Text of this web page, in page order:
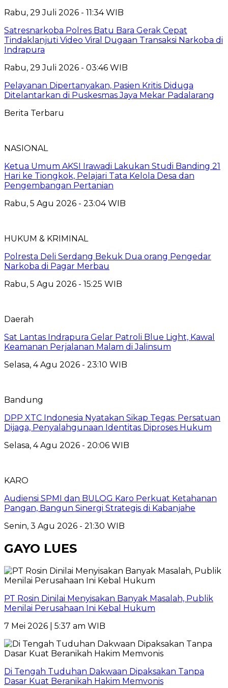
Rabu, 29 Juli 2026 - 11:34 WIB
Satresnarkoba Polres Batu Bara Gerak Cepat
Tindaklanjuti Video Viral Dugaan Transaksi Narkoba di
Indrapura
Rabu, 29 Juli 2026 - 03:46 WIB
Pelayanan Dipertanyakan, Pasien Kritis Diduga
Ditelantarkan di Puskesmas Jaya Mekar Padalarang
Berita Terbaru
NASIONAL
Ketua Umum AKSI Irawadi Lakukan Studi Banding 21
Hari ke Tiongkok, Pelajari Tata Kelola Desa dan
Pengembangan Pertanian
Rabu, 5 Agu 2026 - 23:04 WIB
HUKUM & KRIMINAL
Polresta Deli Serdang Bekuk Dua orang Pengedar
Narkoba di Pagar Merbau
Rabu, 5 Agu 2026 - 15:25 WIB
Daerah
Sat Lantas Indrapura Gelar Patroli Blue Light, Kawal
Keamanan Perjalanan Malam di Jalinsum
Selasa, 4 Agu 2026 - 23:10 WIB
Bandung
DPP XTC Indonesia Nyatakan Sikap Tegas: Persatuan
Dijaga, Penyalahgunaan Identitas Diproses Hukum
Selasa, 4 Agu 2026 - 20:06 WIB
KARO
Audiensi SPMI dan BULOG Karo Perkuat Ketahanan
Pangan, Bangun Sinergi Strategis di Kabanjahe
Senin, 3 Agu 2026 - 21:30 WIB
GAYO LUES
PT Rosin Dinilai Menyisakan Banyak Masalah, Publik
Menilai Perusahaan Ini Kebal Hukum
7 Mei 2026 | 5:37 am WIB
Di Tengah Tuduhan Dakwaan Dipaksakan Tanpa
Dasar Kuat Beranikah Hakim Memvonis